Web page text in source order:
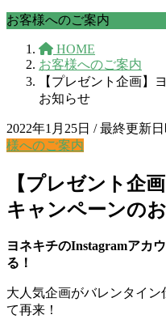
お客様へのご案内
HOME
お客様へのご案内
【プレゼント企画】
お知らせ
2022年1月25日 / 最終更新日
様へのご案内
【プレゼント企
キャンペーンの
ヨネキチのInstagramアカ
る！
大人気企画がバレンタイ
て再来！